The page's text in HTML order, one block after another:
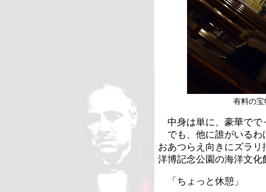
有料の
中身は単に、豪華でで
でも、他に誰がいるわ
おあつらえ向きにズラ
洋博記念公園の海洋文化
「ちょっと休憩」